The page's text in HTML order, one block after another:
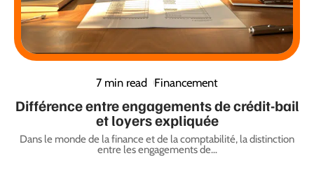
7 min read Financement
Différence entre engagements de crédit-bail
et loyers expliquée
Dans le monde de la finance et de la comptabilité, la distinction
entre les engagements de…